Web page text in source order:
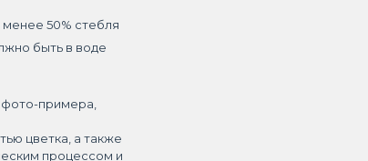
50% стебля
быть в воде
примера,
цветка, а также
процессом и